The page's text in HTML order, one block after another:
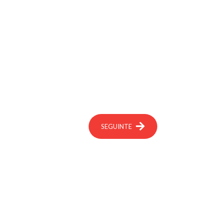
SEGUINTE